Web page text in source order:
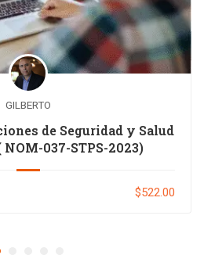
GILBERTO
de Seguridad y Salud
NOM-037-STPS-2023)
$522.00